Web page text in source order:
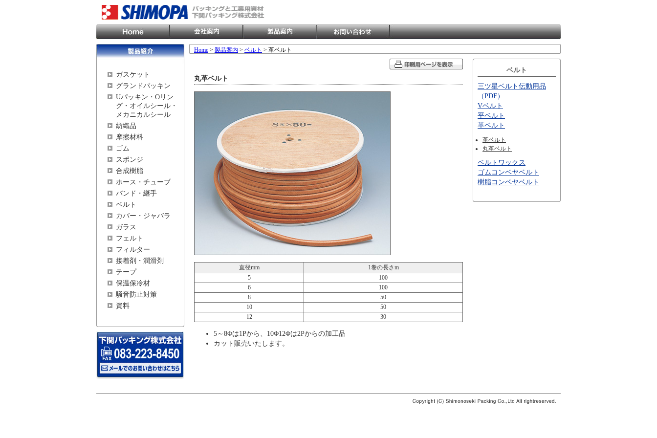
ガスケット
グランドパッキン
Uパッキン・Oリン
グ・オイルシール・
メカニカルシール
紡織品
摩擦材料
ゴム
スポンジ
合成樹脂
ホース・チューブ
バンド・継手
ベルト
カバー・ジャバラ
ガラス
フェルト
フィルター
接着剤・潤滑剤
テープ
保温保冷材
騒音防止対策
資料
Home > 製品案内 > ベルト > 革ベルト
丸革ベルト
直径mm
1巻の長さm
5
100
6
100
8
50
10
50
12
30
5～8Φは1Pから、10Φ12Φは2Pからの加工品
カット販売いたします。
ベルト
三ツ星ベルト伝動用品
（PDF）
Vベルト
平ベルト
革ベルト
革ベルト
丸革ベルト
ベルトワックス
ゴムコンベヤベルト
樹脂コンベヤベルト